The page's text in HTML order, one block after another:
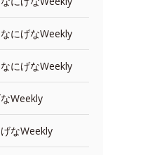
にげなWeekly
にげなWeekly
Weekly
なWeekly